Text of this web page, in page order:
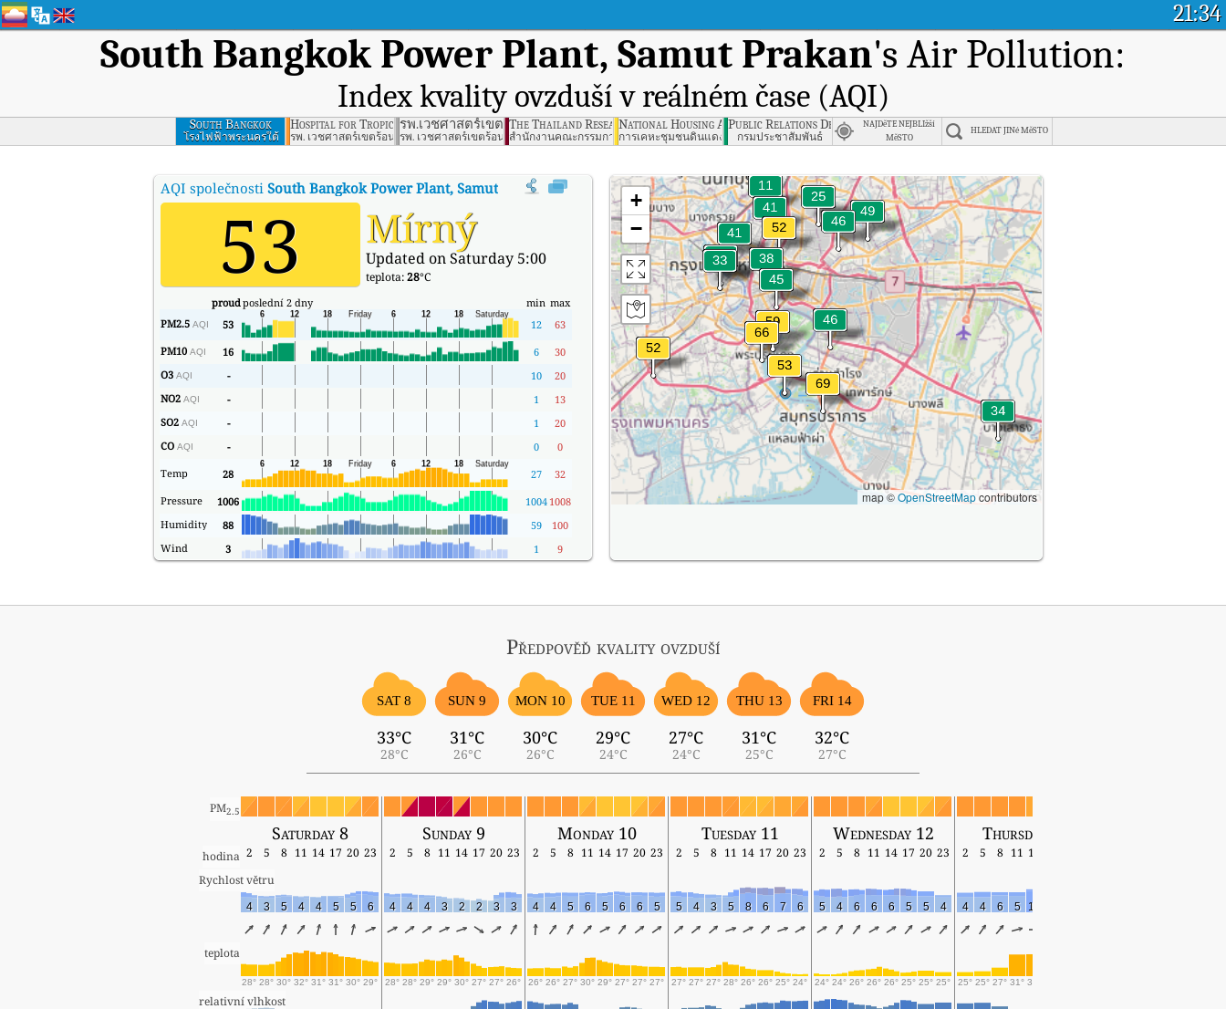
21:34
South Bangkok Power Plant, Samut Prakan's Air Pollution:
Index kvality ovzduší v reálném čase (AQI)
South Bangkok
Power Plant, Samut
Prakan
โรงไฟฟ้าพระนครใต้
Hospital for Tropical Disease, BKK
รพ. เวชศาสตร์เขตร้อน กรุงเทพฯ
รพ.เวชศาสตร์เขตร้อน Hospital for Tropical Disease
รพ. เวชศาสตร์เขตร้อน
The Thailand Research Fund (TRF)
สำนักงานคณะกรรมการส่งเสริมวิทยาศาสตร์ วิจัยและนวัตกรรม (สกสว.)
National Housing Authority Dindaeng, Bangkok
การเคหะชุมชนดินแดง
Public Relations Department, Bangkok
กรมประชาสัมพันธ์
NAJDěTE NEJBLIžší
MěSTO
HLEDAT JINé MěSTO
AQI společnosti South Bangkok Power Plant, Samut Prakan :Index kvality vzduchu v reálném čase (AQI) společnosti South Bangkok Power Plant, Samut Prakan.
53 Mírný
Updated on Saturday 5:00
teplota:28°C
proudposlední 2 dny min max
PM2.5 AQI 53 12
63
PM10 AQI 16 6
30
O3 AQI - 10
20
NO2 AQI - 1
13
SO2 AQI - 1
20
CO AQI - 0
0
Temp
28 27
32
Pressure
1006 1004 1008
Humidity
88 59
100
Wind
3 1 9
+
−
map ©OpenStreetMapcontributors
Předpověď kvality ovzduší
SAT 8
33°C
28°C
SUN 9
31°C
26°C
MON 10
30°C
26°C
TUE 11
29°C
24°C
WED 12
27°C
24°C
THU 13
31°C
25°C
FRI 14
32°C
27°C
PM2.5
Saturday 8 Sunday 9 Monday 10 Tuesday 11 Wednesday 12 Thursday 13
hodina 2 5 8 11 14 17 20 23 2 5 8 11 14 17 20 23 2 5 8 11 14 17 20 23 2 5 8 11 14 17 20 23 2 5 8 11 14 17 20 23 2 5 8 11 14
Rychlost větru
4 3 5 4 4 5 5 6 4 4 4 3 2 2 3 3 4 4 5 6 5 6 6 5 5 4 3 5 8 6 7 6 5 4 6 6 6 5 5 4 4 4 6 5 10
teplota
28° 28° 30° 32° 31° 31° 30° 29° 28° 28° 29° 29° 30° 27° 27° 26° 26° 26° 27° 30° 29° 27° 27° 27° 27° 27° 27° 28° 26° 26° 25° 24° 24° 24° 26° 26° 26° 25° 25° 25° 25° 25° 27° 31° 31°
relativní vlhkost